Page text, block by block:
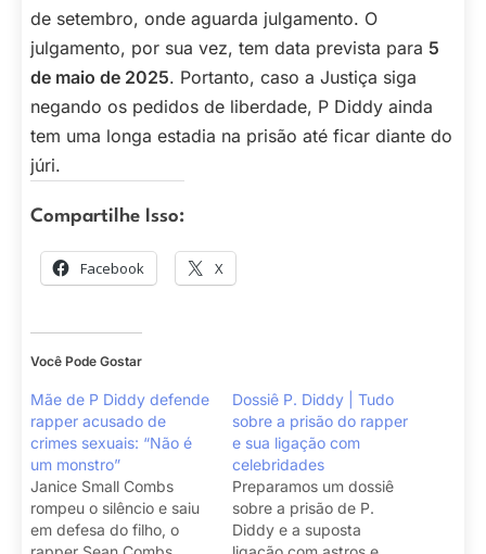
de setembro, onde aguarda julgamento. O
julgamento, por sua vez, tem data prevista para 5
de maio de 2025. Portanto, caso a Justiça siga
negando os pedidos de liberdade, P Diddy ainda
tem uma longa estadia na prisão até ficar diante do
júri.
Compartilhe Isso:
Facebook X
Você Pode Gostar
Mãe de P Diddy defende
rapper acusado de
crimes sexuais: “Não é
um monstro”
Janice Small Combs
rompeu o silêncio e saiu
em defesa do filho, o
Dossiê P. Diddy | Tudo
sobre a prisão do rapper
e sua ligação com
celebridades
Preparamos um dossiê
sobre a prisão de P.
Diddy e a suposta